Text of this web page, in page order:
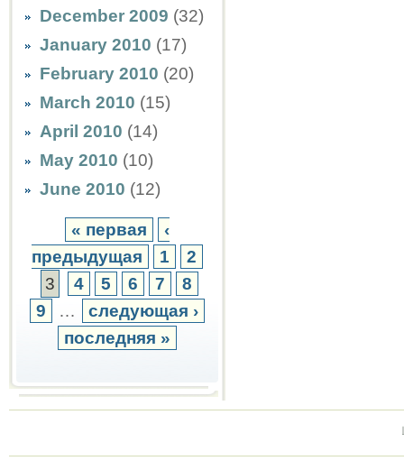
December 2009 (32)
January 2010 (17)
February 2010 (20)
March 2010 (15)
April 2010 (14)
May 2010 (10)
June 2010 (12)
« первая
‹
предыдущая
1
2
3
4 5 6 7
8
9
…
следующая ›
последняя »